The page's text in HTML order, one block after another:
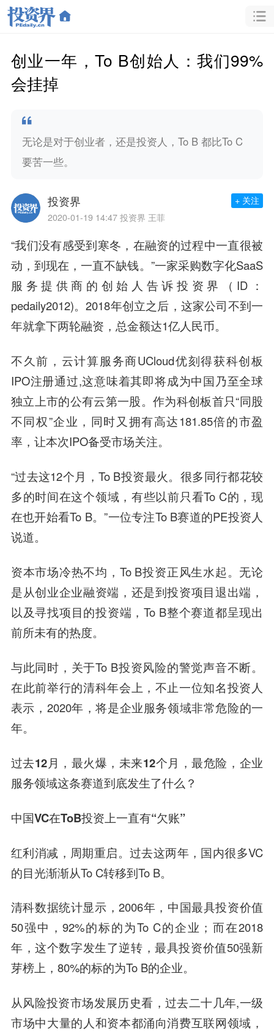
创业一年，To B创始人：我们99%
会挂掉
无论是对于创业者，还是投资人，To B 都比To C
要苦一些。
投资界
2020-01-19 14:47 投资界 王菲
+ 关注
“我们没有感受到寒冬，在融资的过程中一直很被
动，到现在，一直不缺钱。 ”一家采购数字化SaaS
服务提供商的创始人告诉投资界（ID：
pedaily2012)。2018年创立之后，这家公司不到一
年就拿下两轮融资，总金额达1亿人民币。
不久前，云计算服务商UCloud优刻得获科创板
IPO注册通过,这意味着其即将成为中国乃至全球
独立上市的公有云第一股。作为科创板首只“同股
不同权”企业，同时又拥有高达181.85倍的市盈
率，让本次IPO备受市场关注。
“过去这12个月，To B投资最火。很多同行都花较
多的时间在这个领域，有些以前只看To C的，现
在也开始看To B。”一位专注To B赛道的PE投资人
说道。
资本市场冷热不均，To B投资正风生水起。无论
是从创业企业融资端，还是到投资项目退出端，
以及寻找项目的投资端，To B整个赛道都呈现出
前所未有的热度。
与此同时，关于To B投资风险的警觉声音不断。
在此前举行的清科年会上，不止一位知名投资人
表示，2020年，将是企业服务领域非常危险的一
年。
过去12月，最火爆，未来12个月，最危险，企业
服务领域这条赛道到底发生了什么？
中国VC在ToB投资上一直有“欠账”
红利消减，周期重启。过去这两年，国内很多VC
的目光渐渐从To C转移到To B。
清科数据统计显示，2006年，中国最具投资价值
50强中，92%的标的为To C的企业；而在2018
年，这个数字发生了逆转，最具投资价值50强新
芽榜上，80%的标的为To B的企业。
从风险投资市场发展历史看，过去二十几年,一级
市场中大量的人和资本都涌向消费互联网领域，